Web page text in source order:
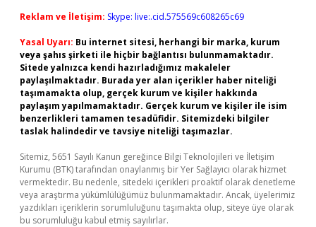
Reklam ve İletişim: Skype: live:.cid.575569c608265c69
Yasal Uyarı: Bu internet sitesi, herhangi bir marka, kurum
veya şahıs şirketi ile hiçbir bağlantısı bulunmamaktadır.
Sitede yalnızca kendi hazırladığımız makaleler
paylaşılmaktadır. Burada yer alan içerikler haber niteliği
taşımamakta olup, gerçek kurum ve kişiler hakkında
paylaşım yapılmamaktadır. Gerçek kurum ve kişiler ile isim
benzerlikleri tamamen tesadüfidir. Sitemizdeki bilgiler
taslak halindedir ve tavsiye niteliği taşımazlar.
Sitemiz, 5651 Sayılı Kanun gereğince Bilgi Teknolojileri ve İletişim
Kurumu (BTK) tarafından onaylanmış bir Yer Sağlayıcı olarak hizmet
vermektedir. Bu nedenle, sitedeki içerikleri proaktif olarak denetleme
veya araştırma yükümlülüğümüz bulunmamaktadır. Ancak, üyelerimiz
yazdıkları içeriklerin sorumluluğunu taşımakta olup, siteye üye olarak
bu sorumluluğu kabul etmiş sayılırlar.